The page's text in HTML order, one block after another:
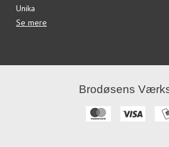
Unika
Se mere
Brodøsens